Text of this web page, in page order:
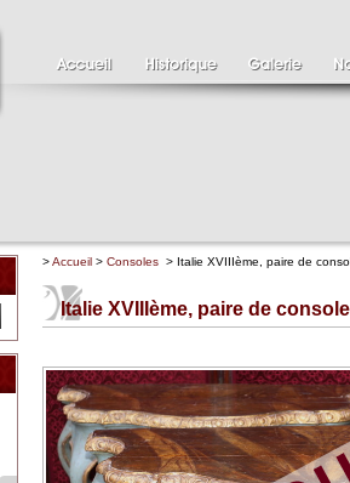
Clément SERVEAU
1886-1972
Clément SERVEAU 1886-
1972 "Portrait de Boxer"
Hui...
>Accueil > Consoles > Italie XVIIIème, paire de
Italie XVIIIème, paire de